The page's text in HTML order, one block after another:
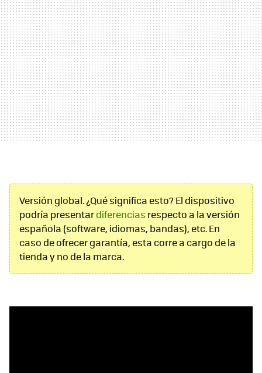
Versión global. ¿Qué significa esto? El dispositivo
podría presentardiferencias respecto a la versión
española (software, idiomas, bandas), etc. En
caso de ofrecer garantía, esta corre a cargo de la
tienda y no de la marca.